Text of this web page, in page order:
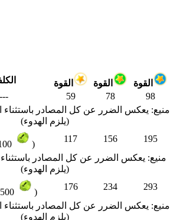
القوة القوة
القوة
--- 59 78
98
(يلزم الهدوء)
)
117 156
195
(يلزم الهدوء)
)
176 234
293
(يلزم الهدوء)